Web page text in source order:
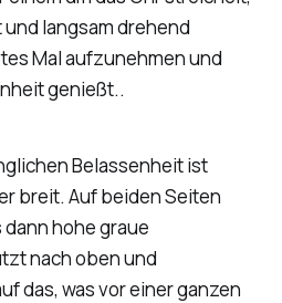
langsam drehend
Mal aufzunehmen und
genießt..
Belassenheit ist
breit. Auf beiden Seiten
hohe graue
nach oben und
das, was vor einer ganzen